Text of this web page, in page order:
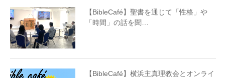
【BibleCafé】聖書を通じて「性格」や
「時間」の話を聞…
【BibleCafé】横浜主真理教会とオンライ